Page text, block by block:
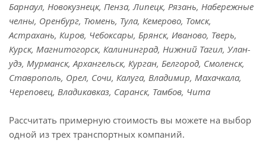
Барнаул, Новокузнецк, Пенза, Липецк, Рязань, Набережные
челны, Оренбург, Тюмень, Тула, Кемерово, Томск,
Астрахань, Киров, Чебоксары, Брянск, Иваново, Тверь,
Курск, Магнитогорск, Калининград, Нижний Тагил, Улан-
удэ, Мурманск, Архангельск, Курган, Белгород, Смоленск,
Ставрополь, Орел, Сочи, Калуга, Владимир, Махачкала,
Череповец, Владикавказ, Саранск, Тамбов, Чита
Рассчитать примерную стоимость вы можете на выбор
одной из трех транспортных компаний.